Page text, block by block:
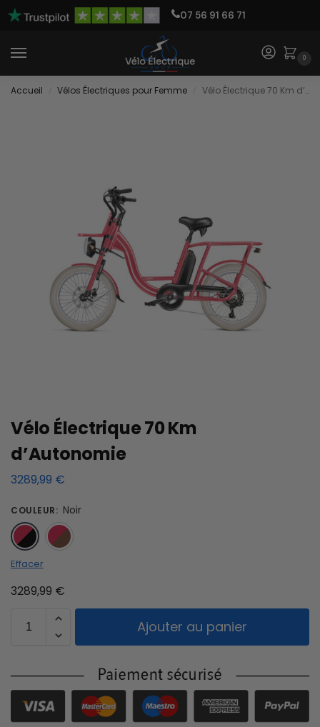
07 56 91 66 71
0
Accueil Vélos Électriques pour Femme Vélo Électrique 70 Km d’Autonomie
Vélo Électrique 70 Km
d’Autonomie
3289,99 €
COULEUR: Noir
Effacer
3289,99 €
Ajouter au panier